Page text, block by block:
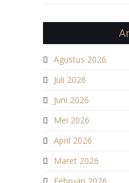
Agustus 2026
Juli 2026
Juni 2026
Mei 2026
April 2026
Maret 2026